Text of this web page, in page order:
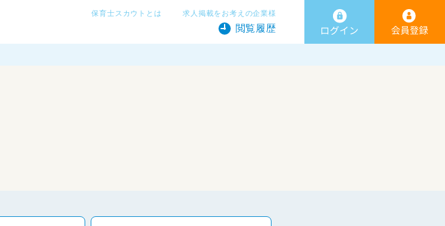
保育士スカウトとは 求人掲載をお考えの企業様
閲覧履歴